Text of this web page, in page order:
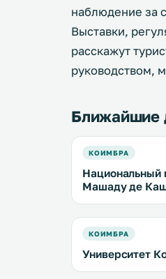
наблюдение за
Выставки,
расскажут
руководством,
Ближайшие
КОИМБРА
Национальный
Машаду де
КОИМБРА
Университет